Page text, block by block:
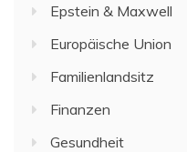
Epstein & Maxwell
Europäische Union
Familienlandsitz
Finanzen
Gesundheit